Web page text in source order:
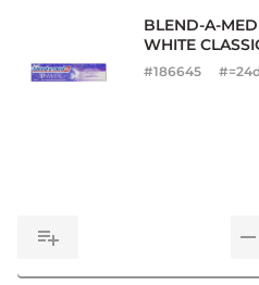
BLEND-A-
WHITE
#186645